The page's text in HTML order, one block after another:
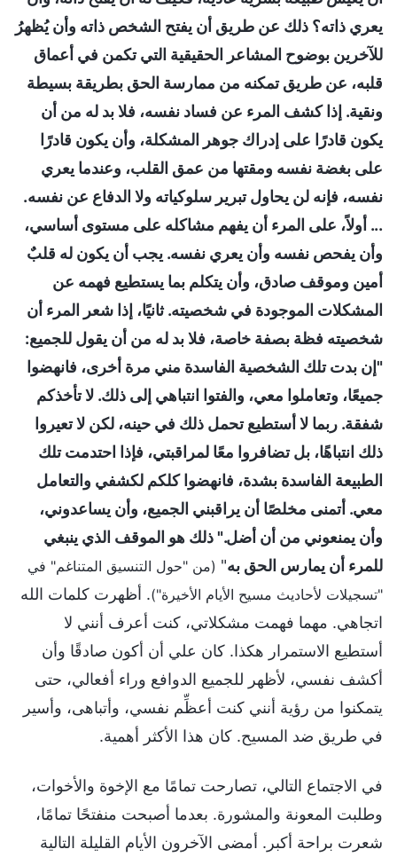
يعري ذاته؟ ذلك عن طريق أن يفتح الشخص ذاته وأن يُظهرُ
للآخرين بوضوح المشاعر الحقيقية التي تكمن في أعماق
قلبه، عن طريق تمكنه من ممارسة الحق بطريقة بسيطة
ونقية. إذا كشف المرء عن فساد نفسه، فلا بد له من أن
يكون قادرًا على إدراك جوهر المشكلة، وأن يكون قادرًا
على بغضة نفسه ومقتها من عمق القلب، وعندما يعري
نفسه، فإنه لن يحاول تبرير سلوكياته ولا الدفاع عن نفسه.
... أولاً، على المرء أن يفهم مشاكله على مستوى أساسي،
وأن يفحص نفسه وأن يعري نفسه. يجب أن يكون له قلبٌ
أمين وموقف صادق، وأن يتكلم بما يستطيع فهمه عن
المشكلات الموجودة في شخصيته. ثانيًا، إذا شعر المرء أن
شخصيته فظة بصفة خاصة، فلا بد له من أن يقول للجميع:
"إن بدت تلك الشخصية الفاسدة مني مرة أخرى، فانهضوا
جميعًا، وتعاملوا معي، والفتوا انتباهي إلى ذلك. لا تأخذكم
شفقة. ربما لا أستطيع تحمل ذلك في حينه، لكن لا تعيروا
ذلك انتباهًا، بل تضافروا معًا لمراقبتي، فإذا احتدمت تلك
الطبيعة الفاسدة بشدة، فانهضوا كلكم لكشفي والتعامل
معي. أتمنى مخلصًا أن يراقبني الجميع، وأن يساعدوني،
وأن يمنعوني من أن أضل." ذلك هو الموقف الذي ينبغي
للمرء أن يمارس الحق به" (من "حول التنسيق المتناغم" في
"تسجيلات لأحاديث مسيح الأيام الأخيرة"). أظهرت كلمات الله
اتجاهي. مهما فهمت مشكلاتي، كنت أعرف أنني لا
أستطيع الاستمرار هكذا. كان علي أن أكون صادقًا وأن
أكشف نفسي، لأظهر للجميع الدوافع وراء أفعالي، حتى
يتمكنوا من رؤية أنني كنت أعظِّم نفسي، وأتباهى، وأسير
في طريق ضد المسيح. كان هذا الأكثر أهمية.
في الاجتماع التالي، تصارحت تمامًا مع الإخوة والأخوات،
وطلبت المعونة والمشورة. بعدما أصبحت منفتحًا تمامًا،
شعرت براحة أكبر. أمضى الآخرون الأيام القليلة التالية